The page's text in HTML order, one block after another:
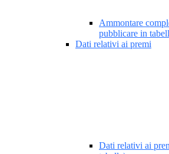
Ammontare
pubblicare in
Dati relativi ai premi
Dati relativi ai